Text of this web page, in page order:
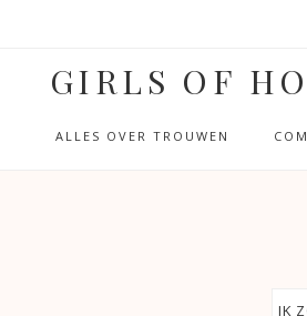
GIRLS OF
ALLES OVER TROUWEN